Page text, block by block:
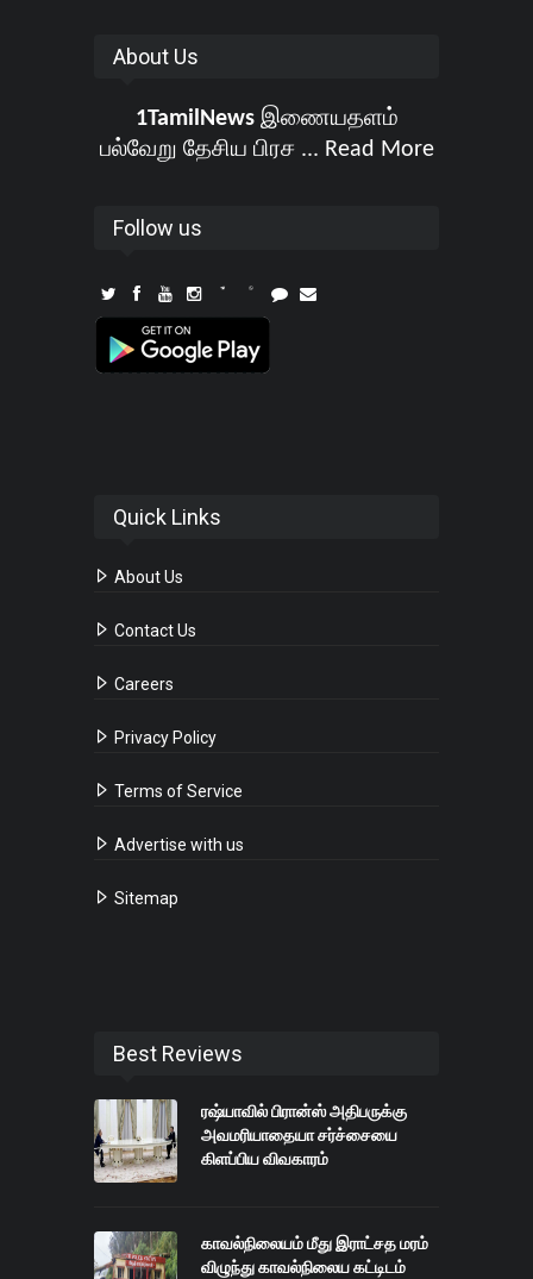
About Us
1TamilNewsஇணையதளம்
பல்வேறு தேசிய பிரச ... Read More
Follow us
Quick Links
About Us
Contact Us
Careers
Privacy Policy
Terms of Service
Advertise with us
Sitemap
Best Reviews
ரஷ்யாவில் பிரான்ஸ் அதிபருக்கு
அவமரியாதையா சர்ச்சையை
கிளப்பிய விவகாரம்
காவல்நிலையம் மீது இராட்சத மரம்
விழுந்து காவல்நிலைய கட்டிடம்